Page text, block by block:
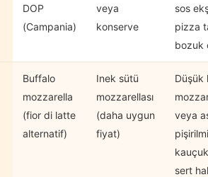
DOP
(Campania)
veya
konserve
sos
pizza
bozuk
Buffalo
mozzarella
(fior di latte
alternatif)
Inek sütü
mozzarellası
(daha uygun
fiyat)
Düşük
veya
sert